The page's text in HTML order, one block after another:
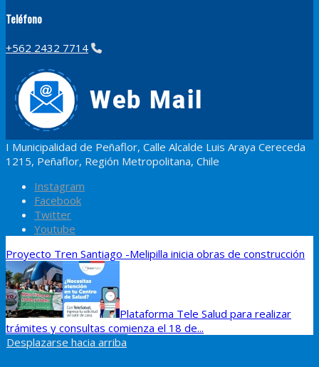
Teléfono
+562 2432 7714
I Municipalidad de Peñaflor, Calle Alcalde Luis Araya Cereceda
1215, Peñaflor, Región Metropolitana, Chile
Instagram
Facebook
Twitter
Youtube
Proyecto Tren Santiago -Melipilla inicia obras de construcción
Plataforma Tele Salud para realizar
trámites y consultas comienza el 18 de...
Desplazarse hacia arriba